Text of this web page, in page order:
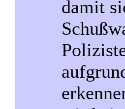
damit